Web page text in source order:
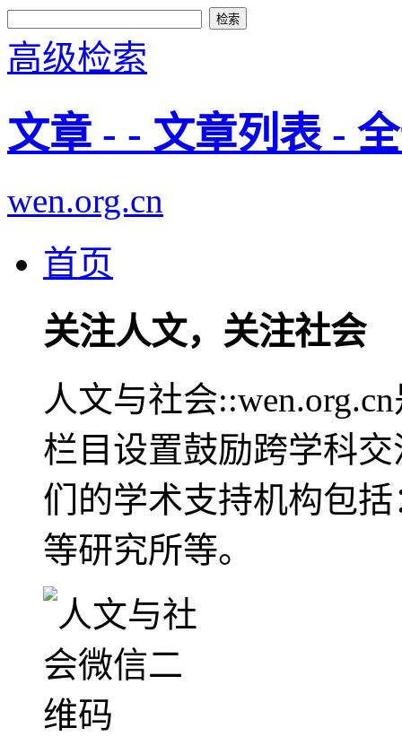
高级检索
文章 - - 文章列表 -
wen.org.cn
首页
关注人文，关注社会
人文与社会
栏目设置鼓励跨学科
们的学术支持机构包
等研究所等。